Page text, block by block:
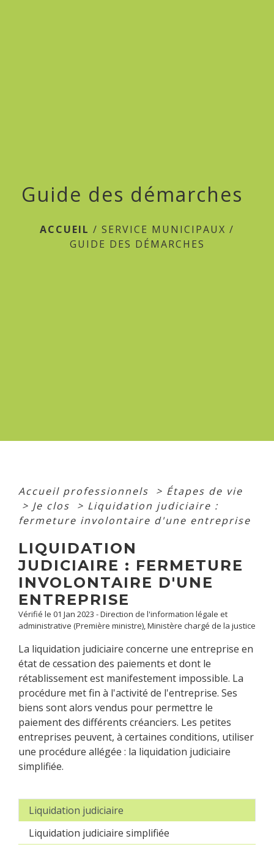
Guide des démarches
ACCUEIL / SERVICE MUNICIPAUX /
GUIDE DES DÉMARCHES
Accueil professionnels > Étapes de vie
> Je clos > Liquidation judiciaire :
fermeture involontaire d'une entreprise
LIQUIDATION
JUDICIAIRE : FERMETURE
INVOLONTAIRE D'UNE
ENTREPRISE
Vérifié le 01 Jan 2023 - Direction de l'information légale et
administrative (Première ministre), Ministère chargé de la justice
La liquidation judiciaire concerne une entreprise en
état de cessation des paiements et dont le
rétablissement est manifestement impossible. La
procédure met fin à l'activité de l'entreprise. Ses
biens sont alors vendus pour permettre le
paiement des différents créanciers. Les petites
entreprises peuvent, à certaines conditions, utiliser
une procédure allégée : la liquidation judiciaire
simplifiée.
Liquidation judiciaire
Liquidation judiciaire simplifiée